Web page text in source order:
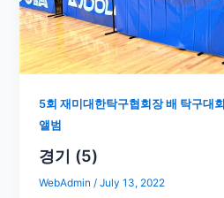
5회 재미대한탁구협회장 배 탁구대회
앨범
경기 (5)
WebAdmin/July 13, 2022